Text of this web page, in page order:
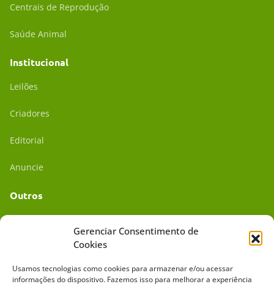
Gerenciar Consentimento de
Cookies
Usamos tecnologias como cookies para armazenar e/ou acessar
informações do dispositivo. Fazemos isso para melhorar a experiência
Centrais de Reprodução
Saúde Animal
Institucional
Leilões
Criadores
Editorial
Anuncie
Outros
Mídia Kit